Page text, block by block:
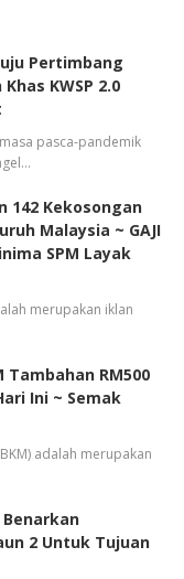
Pertimbang
KWSP 2.0
pasca-pandemik
142 Kekosongan
Malaysia ~ GAJI
SPM Layak
merupakan iklan
Tambahan RM500
Ini ~ Semak
adalah merupakan
Benarkan
2 Untuk Tujuan